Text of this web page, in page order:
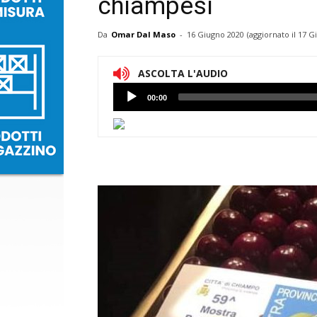
chiampesi
Da Omar Dal Maso - 16 Giugno 2020 (aggiornato il 17
ASCOLTA L'AUDIO
Lettore
Audio
00:00